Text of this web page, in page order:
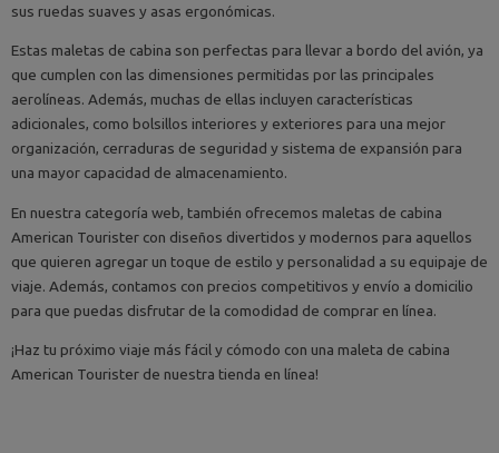
sus ruedas suaves y asas ergonómicas.
Estas maletas de cabina son perfectas para llevar a bordo del avión, ya
que cumplen con las dimensiones permitidas por las principales
aerolíneas. Además, muchas de ellas incluyen características
adicionales, como bolsillos interiores y exteriores para una mejor
organización, cerraduras de seguridad y sistema de expansión para
una mayor capacidad de almacenamiento.
En nuestra categoría web, también ofrecemos maletas de cabina
American Tourister con diseños divertidos y modernos para aquellos
que quieren agregar un toque de estilo y personalidad a su equipaje de
viaje. Además, contamos con precios competitivos y envío a domicilio
para que puedas disfrutar de la comodidad de comprar en línea.
¡Haz tu próximo viaje más fácil y cómodo con una maleta de cabina
American Tourister de nuestra tienda en línea!